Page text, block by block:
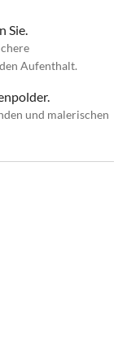
Sie.
Aufenthalt.
und malerischen